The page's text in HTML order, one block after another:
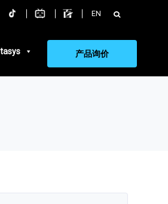
EN 搜
索：
产品询价